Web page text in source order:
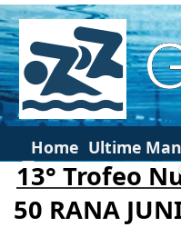
Home Ultime
13° Trofeo
50 RANA